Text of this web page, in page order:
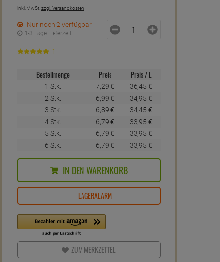
inkl. MwSt. zzgl. Versandkosten
Nur noch 2 verfügbar
1-3 Tage Lieferzeit
1
Bestellmenge Preis Preis / L
1 Stk. 7, 29 € 36, 45 €
2 Stk.
6, 99 € 34,95 €
3 Stk.
6, 89 € 34,45 €
4 Stk.
6, 79 € 33, 95 €
5 Stk.
6, 79 € 33, 95 €
6 Stk.
6, 79 € 33, 95 €
IN DEN WARENKORB
LAGERALARM
ZUM MERKZETTEL